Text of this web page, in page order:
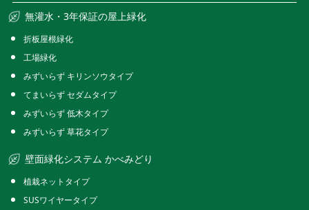
無灌水・3年保証の屋上緑化
折板屋根緑化
工場緑化
みずいらず キリンソウタイプ
てまいらず セダムタイプ
みずいらず 低木タイプ
みずいらず 草花タイプ
壁面緑化システム かべみどり
植栽ネットタイプ
SUSワイヤータイプ